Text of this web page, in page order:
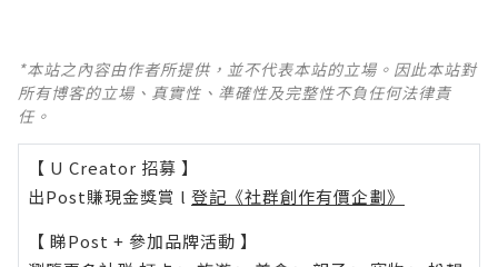
*本站之內容由作者所提供，並不代表本站的立場。因此本站對
所有博客的立場、真實性、準確性及完整性不負任何法律責
任。
【 U Creator 招募 】
出Post賺現金獎賞 l 登記《社群創作有價企劃》
【 睇Post + 參加品牌活動 】